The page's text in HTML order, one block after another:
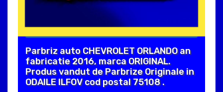
Parbriz auto CHEVROLET ORLANDO an
fabricatie 2016, marca ORIGINAL.
Produs vandut de Parbrize Originale in
ODAILE ILFOV cod postal 75108 .